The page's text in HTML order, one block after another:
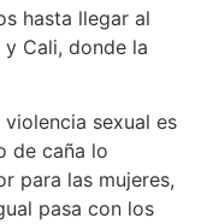
hasta llegar al
y Cali, donde la
sexual es
de caña lo
para las mujeres,
pasa con los